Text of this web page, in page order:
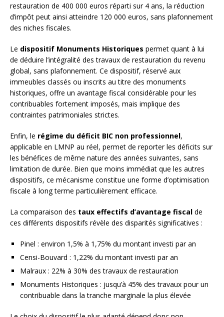
restauration de 400 000 euros réparti sur 4 ans, la réduction
d’impôt peut ainsi atteindre 120 000 euros, sans plafonnement
des niches fiscales.
Le dispositif Monuments Historiques permet quant à lui
de déduire l’intégralité des travaux de restauration du revenu
global, sans plafonnement. Ce dispositif, réservé aux
immeubles classés ou inscrits au titre des monuments
historiques, offre un avantage fiscal considérable pour les
contribuables fortement imposés, mais implique des
contraintes patrimoniales strictes.
Enfin, le régime du déficit BIC non professionnel,
applicable en LMNP au réel, permet de reporter les déficits sur
les bénéfices de même nature des années suivantes, sans
limitation de durée. Bien que moins immédiat que les autres
dispositifs, ce mécanisme constitue une forme d’optimisation
fiscale à long terme particulièrement efficace.
La comparaison des taux effectifs d’avantage fiscal de
ces différents dispositifs révèle des disparités significatives :
Pinel : environ 1,5% à 1,75% du montant investi par an
Censi-Bouvard : 1,22% du montant investi par an
Malraux : 22% à 30% des travaux de restauration
Monuments Historiques : jusqu’à 45% des travaux pour un
contribuable dans la tranche marginale la plus élevée